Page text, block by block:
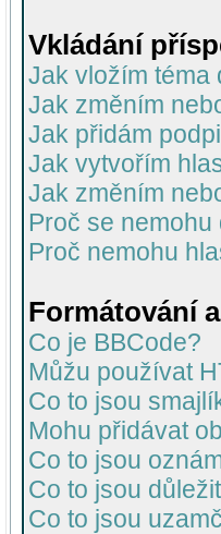
Vkládání
Jak vložím téma
Jak změním
Jak přidám
Jak vytvořím
Jak změním
Proč se nemohu
Proč nemohu
Formátování
Co je BBCode?
Můžu používat
Co to jsou
Mohu přidávat
Co to jsou
Co to jsou
Co to jsou